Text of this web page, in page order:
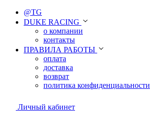
@TG
DUKE RACING
о компании
контакты
ПРАВИЛА РАБОТЫ
оплата
доставка
возврат
политика конфиденциальности
Личный кабинет